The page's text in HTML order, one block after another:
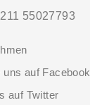
55027793
uns auf Facebook
auf Twitter